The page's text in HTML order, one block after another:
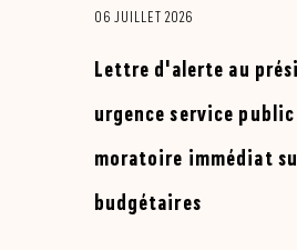
06 JUILLET 2026
Lettre d'alerte au
urgence service
moratoire immédiat
budgétaires